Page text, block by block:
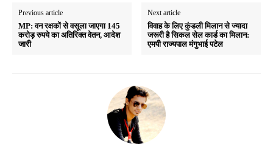
Previous article
MP: वन रक्षकों से वसूला जाएगा 145
करोड़ रुपये का अतिरिक्त वेतन, आदेश
जारी
Next article
विवाह के लिए कुंडली मिलान से ज्यादा
जरूरी है सिकल सेल कार्ड का मिलान:
एमपी राज्यपाल मंगुभाई पटेल